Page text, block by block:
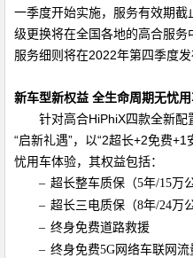
一季度开始实施，服务有效期截
级更换将在全国各地的高合服
服务细则将在2022年第四季度发
新车型新权益 全生命周期无忧
针对高合HiPhiX四款全新配
“启新礼遇”，以“2超长+2免费+1
忧用车体验，其权益包括：
– 超长整车质保（5年/15万
– 超长三电质保（8年/24万
– 终身免费道路救援
– 终身免费5G网络车联网